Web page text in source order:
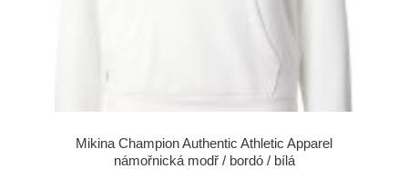
Mikina Champion Authentic Athletic Apparel
námořnická modř / bordó / bílá